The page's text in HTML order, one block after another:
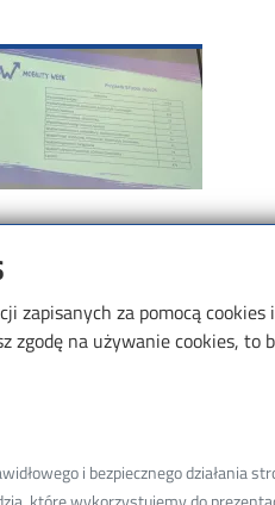
zapisanych za pomocą
na używanie cookies, to
i bezpiecznego działania